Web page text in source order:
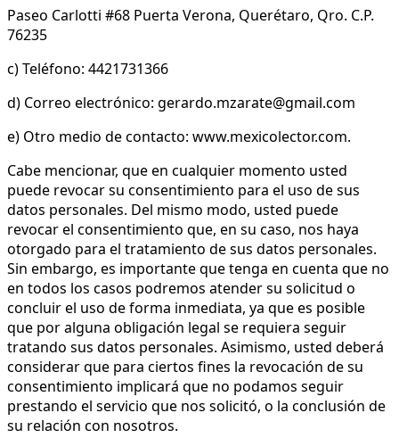
Paseo Carlotti #68 Puerta Verona, Querétaro, Qro. C.P.
76235
c) Teléfono: 4421731366
d) Correo electrónico: gerardo.mzarate@gmail.com
e) Otro medio de contacto: www.mexicolector.com.
Cabe mencionar, que en cualquier momento usted
puede revocar su consentimiento para el uso de sus
datos personales. Del mismo modo, usted puede
revocar el consentimiento que, en su caso, nos haya
otorgado para el tratamiento de sus datos personales.
Sin embargo, es importante que tenga en cuenta que no
en todos los casos podremos atender su solicitud o
concluir el uso de forma inmediata, ya que es posible
que por alguna obligación legal se requiera seguir
tratando sus datos personales. Asimismo, usted deberá
considerar que para ciertos fines la revocación de su
consentimiento implicará que no podamos seguir
prestando el servicio que nos solicitó, o la conclusión de
su relación con nosotros.